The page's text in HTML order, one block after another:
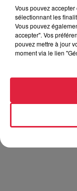
musicale et
D’Hardtwälder »
dansante. Il sera
conducteur de la
passé chacun sera
L’amicale de la
accueillir dans sa
est possible de
reservation@fete-
03.89.49.15.10 ou
Vous pouvez
sélectionnant les
Vous pouvez
accepter". Vos
pouvez mettre à jour
moment via le lien